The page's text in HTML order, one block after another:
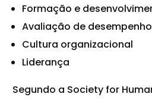
Formação e
Avaliação de desempenho
Cultura organizacional
Liderança
Segundo a Society for